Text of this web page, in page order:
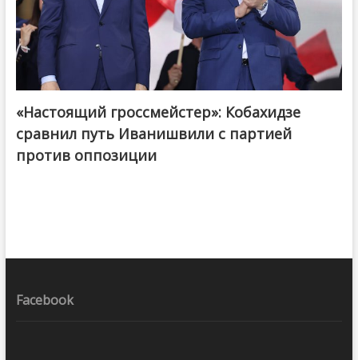
@ქართული ოცნება / Georgian Dream
«Настоящий гроссмейстер»: Кобахидзе
сравнил путь Иванишвили с партией
против оппозиции
Facebook